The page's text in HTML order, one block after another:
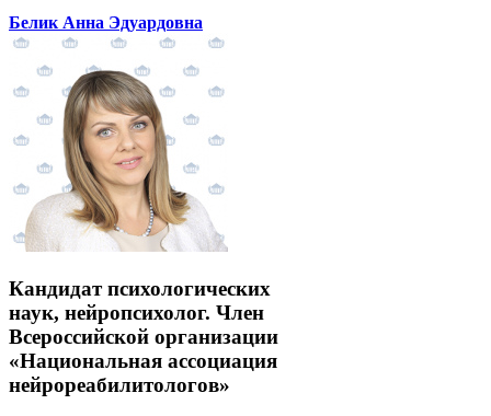
Белик Анна Эдуардовна
Кандидат психологических
наук, нейропсихолог. Член
Всероссийской организации
«Национальная ассоциация
нейрореабилитологов»